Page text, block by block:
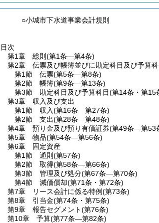
○小城市下水道事業会計規則
目次
第1章
総則 (第1条―第4条)
第2章
伝票及び帳簿並びに勘定科目及び予算科
第1節
伝票(第5条―第8条)
第2節
帳簿(第9条―第13条)
第3節
勘定科目及び予算科目(第14条・第15
第3章
収入及び支出
第1節
収入(第16条―第27条)
第2節
支出(第28条―第48条)
第4章
預り金及び預り有価証券(第49条―第53
第5章
物品(第54条―第56条)
第6章
固定資産
第1節
通則 (第57条)
第2節
取得(第58条―第66条)
第3節
管理及び処分(第67条―第70条)
第4節
減価償却(第71条・第72条)
第7章
リース会計に係る特例(第73条)
第8章
引当金(第74条・第75条)
第9章
報告セグメント(第76条)
第10章
予算(第77条―第82条)